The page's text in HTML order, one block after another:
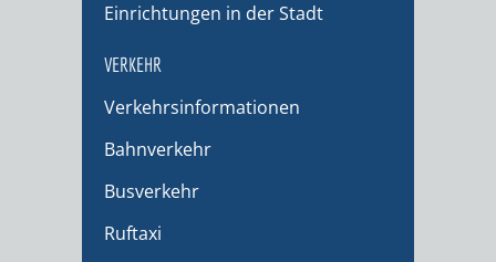
Einrichtungen in der Stadt
VERKEHR
Verkehrsinformationen
Bahnverkehr
Busverkehr
Ruftaxi